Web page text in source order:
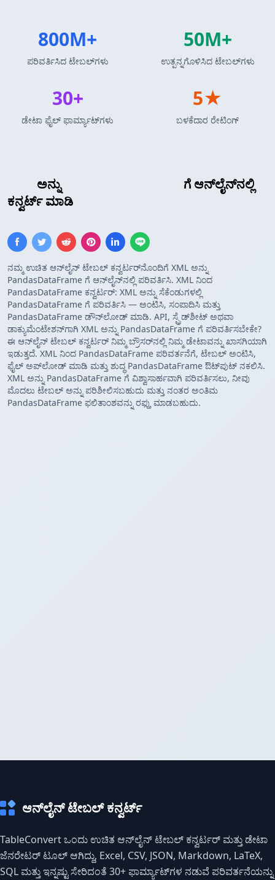
ಅನ್ನು
ಗೆ ಆನ್‌ಲೈನ್‌ನಲ್ಲಿ
ಕನ್ವರ್ಟ್ ಮಾಡಿ
ನಮ್ಮ ಉಚಿತ ಆನ್‌ಲೈನ್ ಟೇಬಲ್ ಕನ್ವರ್ಟರ್‌ನೊಂದಿಗೆ XML ಅನ್ನು
PandasDataFrame ಗೆ ಆನ್‌ಲೈನ್‌ನಲ್ಲಿ ಪರಿವರ್ತಿಸಿ. XML ನಿಂದ
PandasDataFrame ಕನ್ವರ್ಟರ್: XML ಅನ್ನು ಸೆಕೆಂಡುಗಳಲ್ಲಿ
PandasDataFrame ಗೆ ಪರಿವರ್ತಿಸಿ — ಅಂಟಿಸಿ, ಸಂಪಾದಿಸಿ ಮತ್ತು
PandasDataFrame ಡೌನ್‌ಲೋಡ್ ಮಾಡಿ. API, ಸ್ಪ್ರೆಡ್‌ಶೀಟ್ ಅಥವಾ
ಡಾಕ್ಯುಮೆಂಟೇಶನ್‌ಗಾಗಿ XML ಅನ್ನು PandasDataFrame ಗೆ ಪರಿವರ್ತಿಸಬೇಕೇ?
ಈ ಆನ್‌ಲೈನ್ ಟೇಬಲ್ ಕನ್ವರ್ಟರ್ ನಿಮ್ಮ ಬ್ರೌಸರ್‌ನಲ್ಲಿ ನಿಮ್ಮ ಡೇಟಾವನ್ನು ಖಾಸಗಿಯಾಗಿ
ಇಡುತ್ತದೆ. XML ನಿಂದ PandasDataFrame ಪರಿವರ್ತನೆಗೆ, ಟೇಬಲ್ ಅಂಟಿಸಿ,
ಫೈಲ್ ಅಪ್‌ಲೋಡ್ ಮಾಡಿ ಮತ್ತು ಶುದ್ಧ PandasDataFrame ಔಟ್‌ಪುಟ್ ನಕಲಿಸಿ.
XML ಅನ್ನು PandasDataFrame ಗೆ ವಿಶ್ವಾಸಾರ್ಹವಾಗಿ ಪರಿವರ್ತಿಸಲು, ನೀವು
ಮೊದಲು ಟೇಬಲ್ ಅನ್ನು ಪರಿಶೀಲಿಸಬಹುದು ಮತ್ತು ನಂತರ ಅಂತಿಮ
PandasDataFrame ಫಲಿತಾಂಶವನ್ನು ರಫ್ತು ಮಾಡಬಹುದು.
800M+
ಪರಿವರ್ತಿಸಿದ ಟೇಬಲ್‌ಗಳು
50M+
ಉತ್ಪನ್ನಗೊಳಿಸಿದ ಟೇಬಲ್‌ಗಳು
30+
ಡೇಟಾ ಫೈಲ್ ಫಾರ್ಮ್ಯಾಟ್‌ಗಳು
5★
ಬಳಕೆದಾರ ರೇಟಿಂಗ್
ಆನ್‌ಲೈನ್ ಟೇಬಲ್ ಕನ್ವರ್ಟ್
TableConvert ಒಂದು ಉಚಿತ ಆನ್‌ಲೈನ್ ಟೇಬಲ್ ಕನ್ವರ್ಟರ್ ಮತ್ತು ಡೇಟಾ
ಜೆನರೇಟರ್ ಟೂಲ್ ಆಗಿದ್ದು, Excel, CSV, JSON, Markdown, LaTeX,
SQL ಮತ್ತು ಇನ್ನಷ್ಟು ಸೇರಿದಂತೆ 30+ ಫಾರ್ಮ್ಯಾಟ್‌ಗಳ ನಡುವೆ ಪರಿವರ್ತನೆಯನ್ನು